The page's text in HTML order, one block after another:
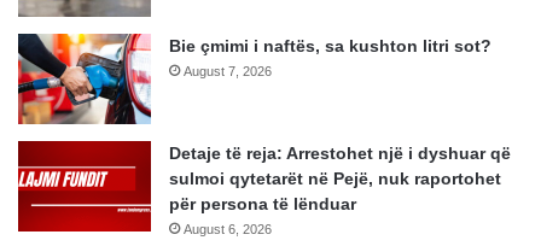
Bie çmimi i naftës, sa kushton litri sot?
August 7, 2026
Detaje të reja: Arrestohet një i dyshuar që
sulmoi qytetarët në Pejë, nuk raportohet
për persona të lënduar
August 6, 2026